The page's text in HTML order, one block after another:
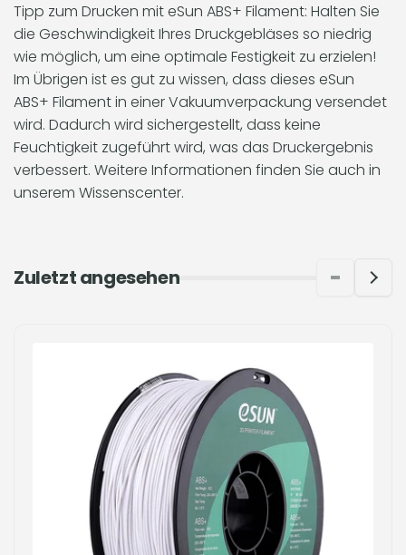
Tipp zum Drucken mit eSun ABS+ Filament: Halten Sie
die Geschwindigkeit Ihres Druckgebläses so niedrig
wie möglich, um eine optimale Festigkeit zu erzielen!
Im Übrigen ist es gut zu wissen, dass dieses eSun
ABS+ Filament in einer Vakuumverpackung versendet
wird. Dadurch wird sichergestellt, dass keine
Feuchtigkeit zugeführt wird, was das Druckergebnis
verbessert. Weitere Informationen finden Sie auch in
unserem Wissenscenter.
Zuletzt angesehen